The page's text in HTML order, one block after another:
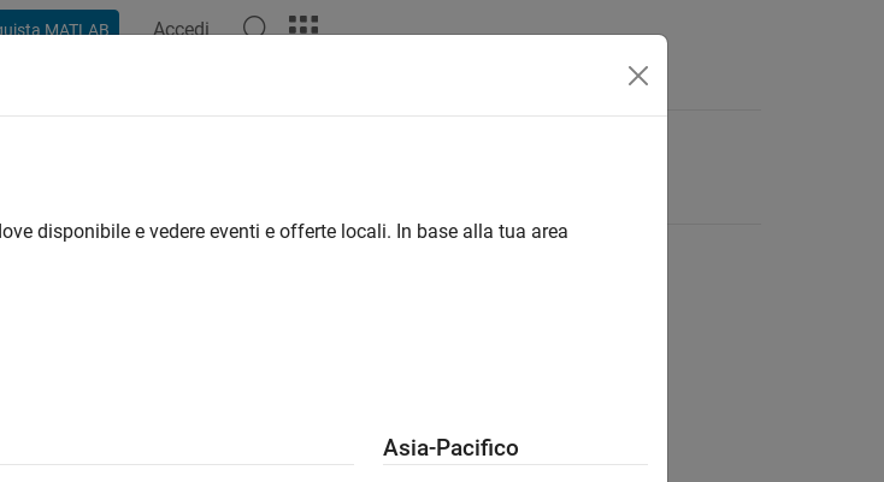
MATLAB Accedi
disponibile e vedere eventi e offerte locali. In base alla tua area
Asia-Pacifico